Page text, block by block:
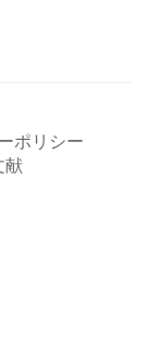
ポリシー
献